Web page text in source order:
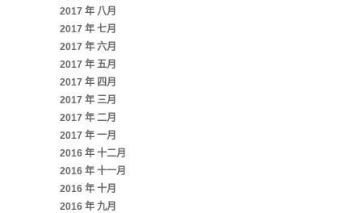
2017 年 八月
2017 年 七月
2017 年 六月
2017 年 五月
2017 年 四月
2017 年 三月
2017 年 二月
2017 年 一月
2016 年 十二月
2016 年 十一月
2016 年 十月
2016 年 九月